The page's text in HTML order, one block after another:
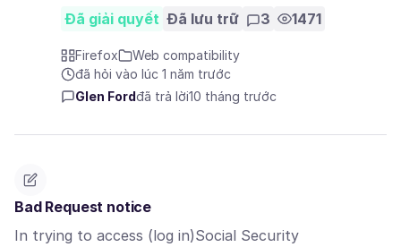
Đã giải quyết Đã lưu trữ 3 1471
Firefox
Web compatibility
đã hỏi vào lúc 1 năm trước
Glen Fordđã trả lời10 tháng trước
Bad Request notice
In trying to access (log in)Social Security